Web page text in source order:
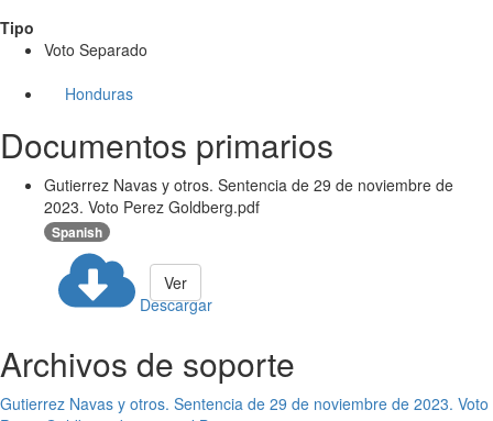
Tipo
Voto Separado
Honduras
Documentos primarios
Gutierrez Navas y otros. Sentencia de 29 de noviembre de
2023. Voto Perez Goldberg.pdf
Spanish
Descargar
Ver
Archivos de soporte
Gutierrez Navas y otros. Sentencia de 29 de noviembre de 2023. Voto